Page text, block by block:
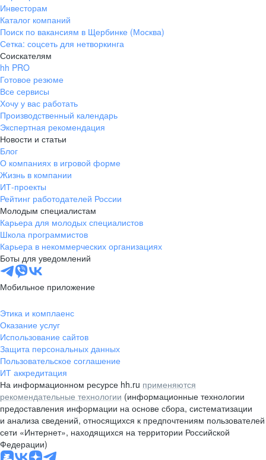
Инвесторам
Каталог компаний
Поиск по вакансиям в Щербинке (Москва)
Сетка: соцсеть для нетворкинга
Соискателям
hh PRO
Готовое резюме
Все сервисы
Хочу у вас работать
Производственный календарь
Экспертная рекомендация
Новости и статьи
Блог
О компаниях в игровой форме
Жизнь в компании
ИТ-проекты
Рейтинг работодателей России
Молодым специалистам
Карьера для молодых специалистов
Школа программистов
Карьера в некоммерческих организациях
Боты для уведомлений
Мобильное приложение
Этика и комплаенс
Оказание услуг
Использование сайтов
Защита персональных данных
Пользовательское соглашение
ИТ аккредитация
На информационном ресурсе hh.ru применяются
рекомендательные технологии (информационные технологии
предоставления информации на основе сбора, систематизации
и анализа сведений, относящихся к предпочтениям пользователей
сети «Интернет», находящихся на территории Российской
Федерации)